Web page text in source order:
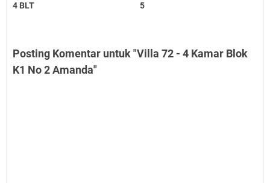
4 BLT
5
Posting Komentar untuk "Villa 72 - 4 Kamar Blok
K1 No 2 Amanda"